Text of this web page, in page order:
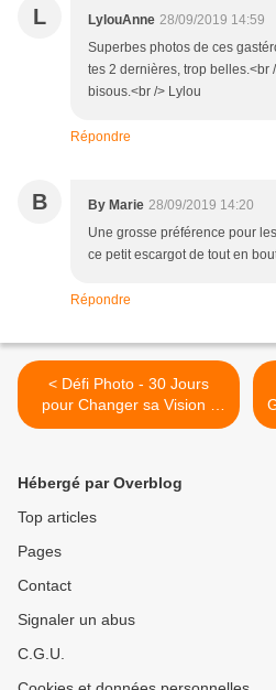
L LylouAnne 28/09/2019 14:59
Superbes photos de ces
tes 2 dernières, trop belles.<br
bisous.<br /> Lylou
Répondre
B By Marie 28/09/2019 14:20
Une grosse préférence pour
ce petit escargot de tout en
Répondre
< Défi Photo - 30 Jours
pour Changer sa Vision -
Septembre - Jour 28 -
Hébergé par Overblog
Top articles
Pages
Contact
Signaler un abus
C.G.U.